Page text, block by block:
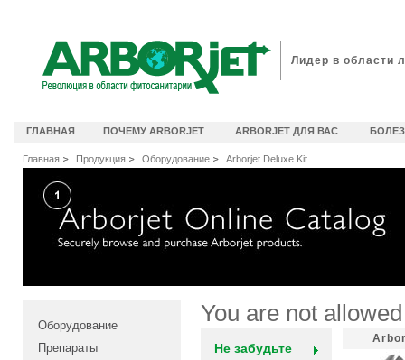
Лидер в области
Arborjet
Главная Продукция Оборудование Arborjet Deluxe Kit
Оборудование
Препараты
You are not
Не забудьте
ГЛАВНАЯ ПОЧЕМУ ARBORJET ARBORJET ДЛЯ ВАС